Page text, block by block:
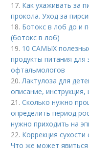
17. Как ухаживать за
прокола. Уход за
18. Ботокс в лоб до и
(ботокс в лоб)
19. 10 САМЫХ
продукты питания для
офтальмологов
20.Лактулоза для
описание, инструкция,
21.Сколько нужно
определить период
нужно приходить на
22. Коррекция
Что же может явиться